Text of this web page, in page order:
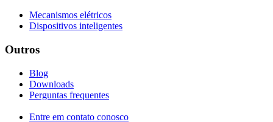
Mecanismos elétricos
Dispositivos inteligentes
Outros
Blog
Downloads
Perguntas frequentes
Entre em contato conosco